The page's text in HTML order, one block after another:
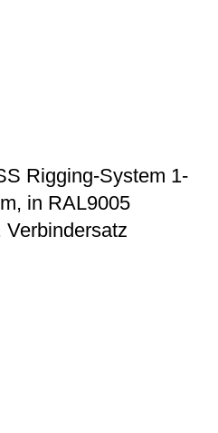
Rigging-System 1-
in RAL9005